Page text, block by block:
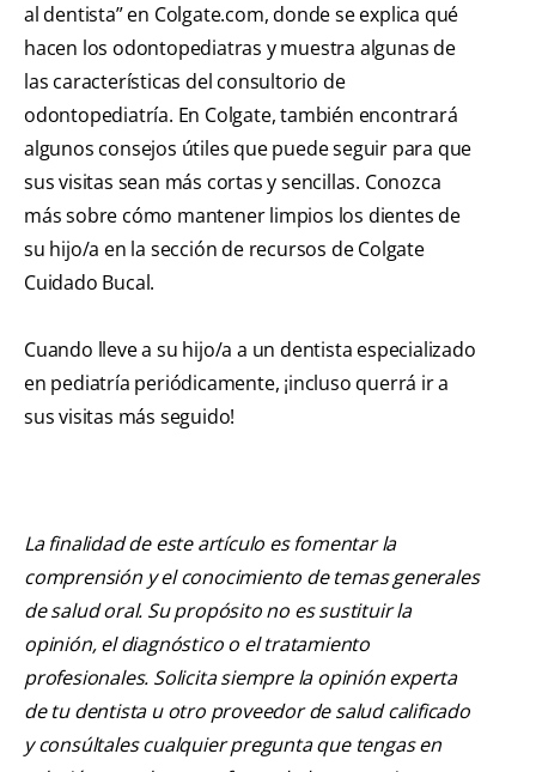
al dentista” en Colgate.com, donde se explica qué
hacen los odontopediatras y muestra algunas de
las características del consultorio de
odontopediatría. En Colgate, también encontrará
algunos consejos útiles que puede seguir para que
sus visitas sean más cortas y sencillas. Conozca
más sobre cómo mantener limpios los dientes de
su hijo/a en la sección de recursos de Colgate
Cuidado Bucal.
Cuando lleve a su hijo/a a un dentista especializado
en pediatría periódicamente, ¡incluso querrá ir a
sus visitas más seguido!
La finalidad de este artículo es fomentar la
comprensión y el conocimiento de temas generales
de salud oral. Su propósito no es sustituir la
opinión, el diagnóstico o el tratamiento
profesionales. Solicita siempre la opinión experta
de tu dentista u otro proveedor de salud calificado
y consúltales cualquier pregunta que tengas en